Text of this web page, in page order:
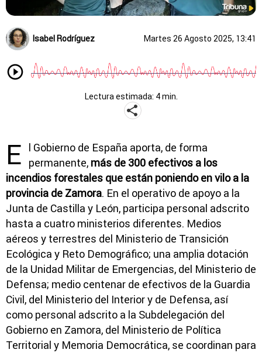
Isabel Rodríguez Martes 26 Agosto 2025, 13:41
Lectura estimada: 4 min.
E
l Gobierno de España aporta, de forma
permanente, más de 300 efectivos a los
incendios forestales que están poniendo en vilo a la
provincia de Zamora. En el operativo de apoyo a la
Junta de Castilla y León, participa personal adscrito
hasta a cuatro ministerios diferentes. Medios
aéreos y terrestres del Ministerio de Transición
Ecológica y Reto Demográfico; una amplia dotación
de la Unidad Militar de Emergencias, del Ministerio de
Defensa; medio centenar de efectivos de la Guardia
Civil, del Ministerio del Interior y de Defensa, así
como personal adscrito a la Subdelegación del
Gobierno en Zamora, del Ministerio de Política
Territorial y Memoria Democrática, se coordinan para